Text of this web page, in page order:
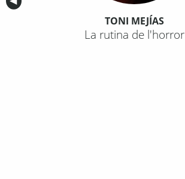
TONI MEJÍAS
La rutina de l'horror